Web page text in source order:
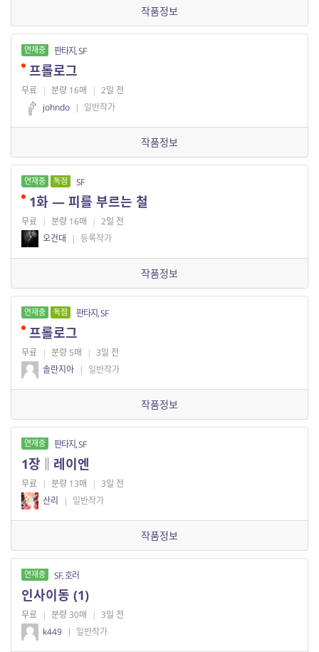
작품정보
연재중 판타지, SF
프롤로그
무료 | 분량 16매 | 2일 전
johndo | 일반작가
작품정보
연재중 독점 SF
1화 — 피를 부르는 철
무료 | 분량 16매 | 2일 전
오건대
| 등록작가
작품정보
연재중 독점 판타지, SF
프롤로그
무료 | 분량 5매 | 3일 전
솔란지아 | 일반작가
작품정보
연재중 판타지, SF
1장‖레이엔
무료 | 분량 13매 | 3일 전
산리
| 일반작가
작품정보
연재중 SF, 호러
인사이동 (1)
무료 | 분량 30매 | 3일 전
k449 | 일반작가